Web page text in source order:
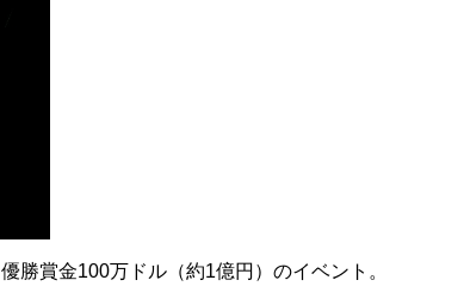
優勝賞金100万ドル（約1億円）のイベント。